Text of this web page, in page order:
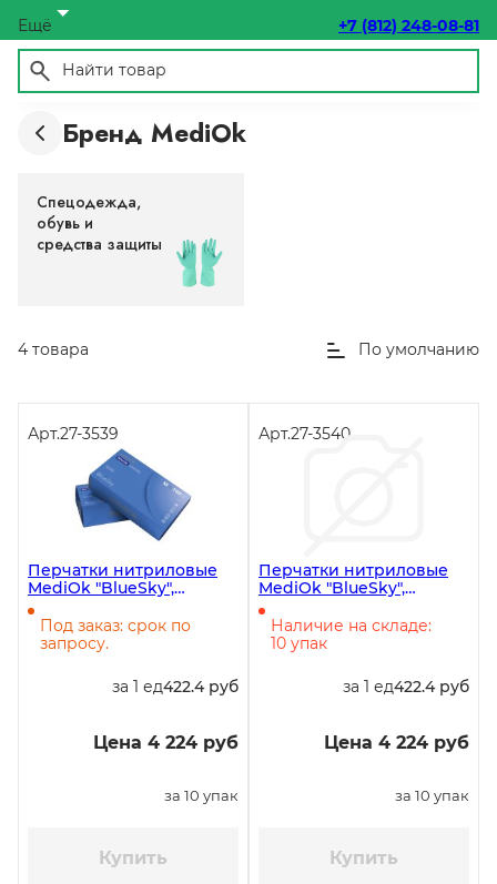
Ещё +7 (812) 248-08-81
Бренд MediOk
Спецодежда,
обувь и
средства защиты
4 товара По умолчанию
Арт.27-3539
Перчатки нитриловые
MediOk "BlueSky",
размер M, голубые, 100
штук в упаковке, 10
упаковок в коробке
Под заказ: срок по
запросу.
за 1 ед422.4 руб
Цена 4 224 руб
за 10 упак
Купить
Арт.27-3540
Перчатки нитриловые
MediOk "BlueSky",
размер L, голубые, 100
штук в упаковке, 10
упаковок в коробке
Наличие на складе:
10 упак
за 1 ед422.4 руб
Цена 4 224 руб
за 10 упак
Купить